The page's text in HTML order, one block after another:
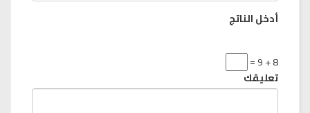
أدخل الناتج
8 + 9 =
تعليقك